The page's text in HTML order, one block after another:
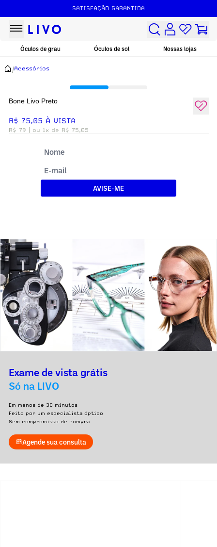
SATISFAÇÃO GARANTIDA
Óculos de grau Óculos de sol Nossas lojas
/Acessórios
Bone Livo Preto
R$ 75,05 À VISTA
R$ 79 | ou 1x de R$ 75,05
AVISE-ME
Exame de vista grátis
Só na LIVO
Em menos de 30 minutos
Feito por um especialista óptico
Sem compromisso de compra
Agende sua consulta